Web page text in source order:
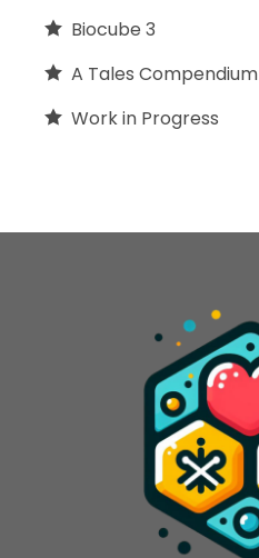
Biocube 3
A Tales Compendium
Work in Progress